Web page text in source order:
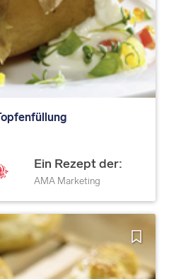
Ein Rezept der:
AMA Marketing